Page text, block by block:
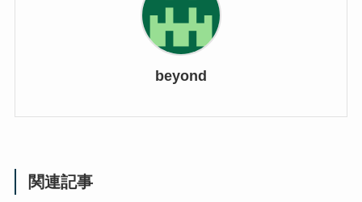
beyond
関連記事